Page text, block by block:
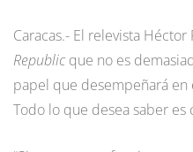
Caracas.- El relevista
Republic que no es
papel que desempeñará en
Todo lo que desea saber es